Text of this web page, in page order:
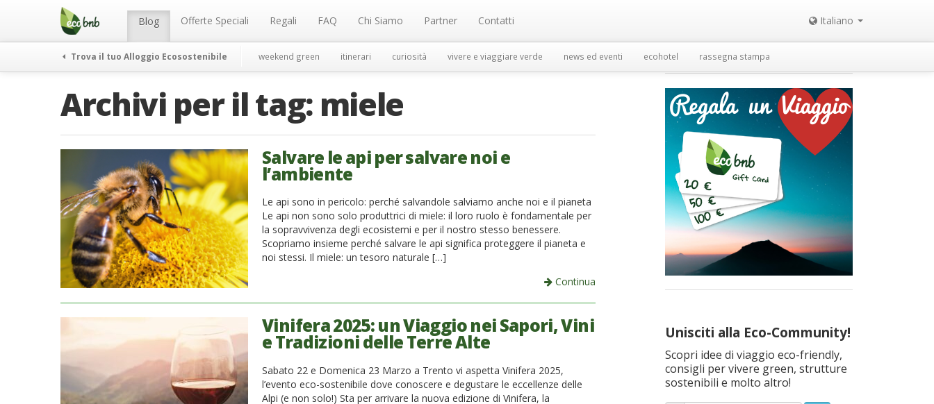
Menu Blog Offerte Speciali Regali FAQ Chi Siamo Partner Contatti Italiano
Trova il tuo Alloggio Ecosostenibile weekend green itinerari curiosità vivere e viaggiare verde news ed eventi ecohotel rassegna stampa
Archivi per il tag: miele
Salvare le api per salvare noi e
l’ambiente
Le api sono in pericolo: perché salvandole salviamo anche noi e il pianeta
Le api non sono solo produttrici di miele: il loro ruolo è fondamentale per
la sopravvivenza degli ecosistemi e per il nostro stesso benessere.
Scopriamo insieme perché salvare le api significa proteggere il pianeta e
noi stessi. Il miele: un tesoro naturale […]
Continua
Vinifera 2025: un Viaggio nei Sapori, Vini
e Tradizioni delle Terre Alte
Sabato 22 e Domenica 23 Marzo a Trento vi aspetta Vinifera 2025,
l’evento eco-sostenibile dove conoscere e degustare le eccellenze delle
Alpi (e non solo!) Sta per arrivare la nuova edizione di Vinifera, la
Unisciti alla Eco-Community!
Scopri idee di viaggio eco-friendly,
consigli per vivere green, strutture
sostenibili e molto altro!